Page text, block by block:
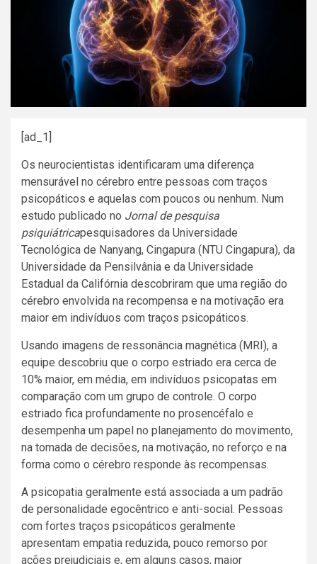
[ad_1]
Os neurocientistas identificaram uma diferença
mensurável no cérebro entre pessoas com traços
psicopáticos e aquelas com poucos ou nenhum. Num
estudo publicado no Jornal de pesquisa
psiquiátricapesquisadores da Universidade
Tecnológica de Nanyang, Cingapura (NTU Cingapura), da
Universidade da Pensilvânia e da Universidade
Estadual da Califórnia descobriram que uma região do
cérebro envolvida na recompensa e na motivação era
maior em indivíduos com traços psicopáticos.
Usando imagens de ressonância magnética (MRI), a
equipe descobriu que o corpo estriado era cerca de
10% maior, em média, em indivíduos psicopatas em
comparação com um grupo de controle. O corpo
estriado fica profundamente no prosencéfalo e
desempenha um papel no planejamento do movimento,
na tomada de decisões, na motivação, no reforço e na
forma como o cérebro responde às recompensas.
A psicopatia geralmente está associada a um padrão
de personalidade egocêntrico e anti-social. Pessoas
com fortes traços psicopáticos geralmente
apresentam empatia reduzida, pouco remorso por
ações prejudiciais e, em alguns casos, maior